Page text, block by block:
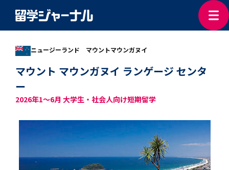
マウント マウンガヌイ ランゲージ センタ
ー
2026年1～6月 大学生・社会人向け短期留学
ニュージーランド マウントマウンガヌイ